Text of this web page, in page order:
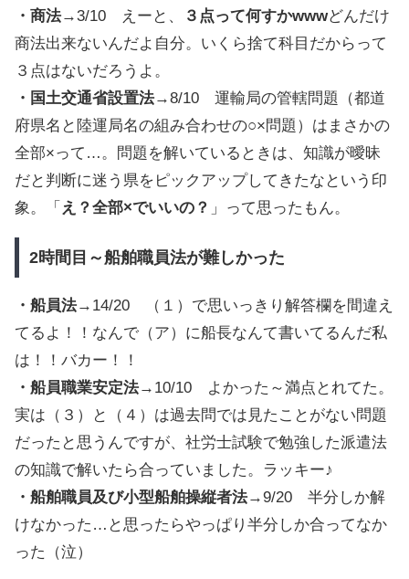
・商法→3/10 えーと、 ３点って何すかwwwどんだけ
商法出来ないんだよ自分。いくら捨て科目だからって
３点はないだろうよ。
・国土交通省設置法→8/10 運輸局の管轄問題（都道
府県名と陸運局名の組み合わせの○×問題）はまさかの
全部×って…。問題を解いているときは、知識が曖昧
だと判断に迷う県をピックアップしてきたなという印
象。「 え？全部×でいいの？ 」って思ったもん。
2時間目～船舶職員法が難しかった
・船員法→14/20 （１）で思いっきり解答欄を間違え
てるよ！！なんで（ア）に船長なんて書いてるんだ私
は！！バカー！！
・船員職業安定法→10/10 よかった～満点とれてた。
実は（３）と（４）は過去問では見たことがない問題
だったと思うんですが、社労士試験で勉強した派遣法
の知識で解いたら合っていました。ラッキー♪
・船舶職員及び小型船舶操縦者法→9/20 半分しか解
けなかった…と思ったらやっぱり半分しか合ってなか
った（泣）